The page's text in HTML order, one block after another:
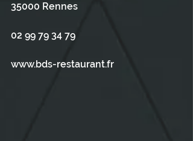
35000 Rennes
02 99 79 34 79
www.bds-restaurant.fr